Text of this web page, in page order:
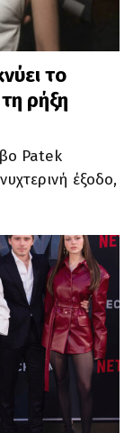
το
ρήξη
Patek
έξοδο,